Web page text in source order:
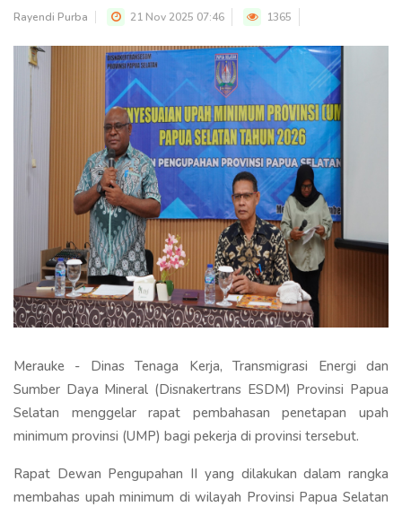
Rayendi Purba 21 Nov 2025 07:46 1365
Merauke - Dinas Tenaga Kerja, Transmigrasi Energi dan
Sumber Daya Mineral (Disnakertrans ESDM) Provinsi Papua
Selatan menggelar rapat pembahasan penetapan upah
minimum provinsi (UMP) bagi pekerja di provinsi tersebut.
Rapat Dewan Pengupahan II yang dilakukan dalam rangka
membahas upah minimum di wilayah Provinsi Papua Selatan